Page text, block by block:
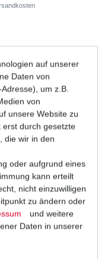
XVS 650 4VR
2007
7,24 € *
650 DragStar 4VR
HQ
124,88 € *
auf unserer
Daten von
um z.B.
von
unsere Website zu
durch gesetzte
die wir in den
oder aufgrund eines
kann erteilt
nicht einzuwilligen
zu ändern oder
und weitere
Daten in unserer